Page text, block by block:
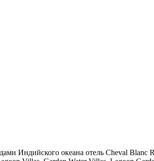
океана отель Cheval Blanc